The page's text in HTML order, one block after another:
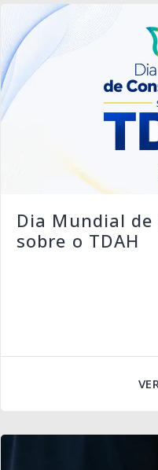
Dia Mundial
sobre o TDAH